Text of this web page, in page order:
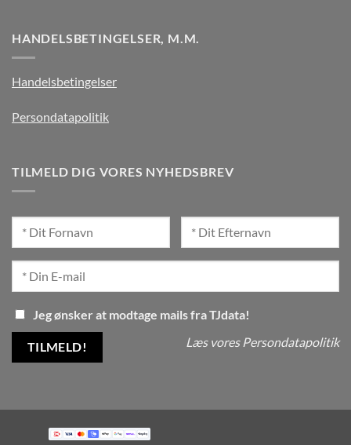
HANDELSBETINGELSER, M.M.
Handelsbetingelser
Persondatapolitik
TILMELD DIG VORES NYHEDSBREV
Jeg ønsker at modtage mails fra TJdata!
Læs vores Persondatapolitik